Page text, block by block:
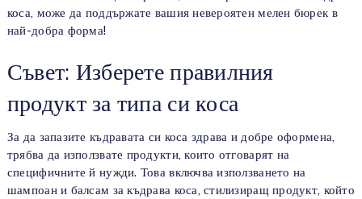
коса, може да поддържате вашия невероятен мелен бюрек в
най-добра форма!
Съвет: Изберете правилния
продукт за типа си коса
За да запазите къдравата си коса здрава и добре оформена,
трябва да използвате продукти, които отговарят на
специфичните й нужди. Това включва използването на
шампоан и балсам за къдрава коса, стилизиращ продукт, който